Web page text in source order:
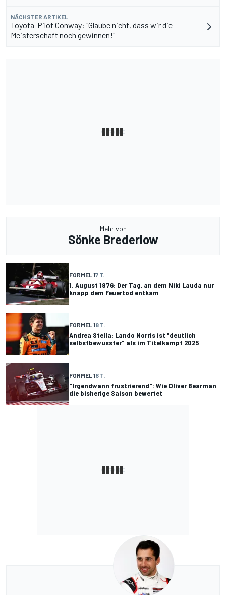
NÄCHSTER ARTIKEL
Toyota-Pilot Conway: "Glaube nicht, dass wir die
Meisterschaft noch gewinnen!"
Mehr von
Sönke Brederlow
FORMEL 17 T.
1. August 1976: Der Tag, an dem Niki Lauda nur
knapp dem Feuertod entkam
FORMEL 18 T.
Andrea Stella: Lando Norris ist "deutlich
selbstbewusster" als im Titelkampf 2025
FORMEL 18 T.
"Irgendwann frustrierend": Wie Oliver Bearman
die bisherige Saison bewertet